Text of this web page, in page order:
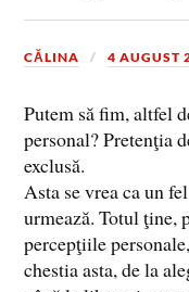
CĂLINA 4 AUGUST
Putem să fim, altfel
personal? Pretenţia
exclusă.
Asta se vrea ca un
urmează. Totul ţine,
percepţiile
chestia asta, de la